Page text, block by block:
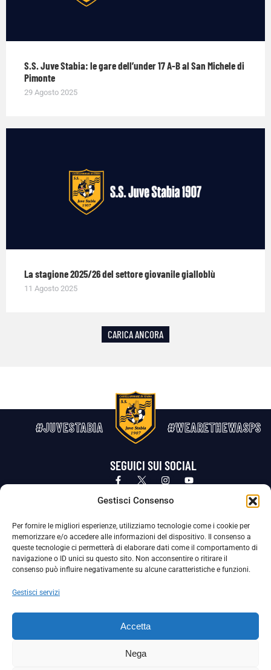
Gestisci Consenso
Per fornire le migliori esperienze, utilizziamo tecnologie come i cookie per
memorizzare e/o accedere alle informazioni del dispositivo. Il consenso a
queste tecnologie ci permetterà di elaborare dati come il comportamento di
navigazione o ID unici su questo sito. Non acconsentire o ritirare il
consenso può influire negativamente su alcune caratteristiche e funzioni.
Gestisci servizi
Accetta
Nega
S.S. Juve Stabia: le gare dell’under 17 A-B al San Michele di
Pimonte
29 Agosto 2025
La stagione 2025/26 del settore giovanile gialloblù
11 Agosto 2025
CARICA ANCORA
#JUVESTABIA #WEARETHEWASPS
SEGUICI SUI SOCIAL
Privacy Policy Cookie Policy
La Società ha nominato il Responsabile della Protezione dei Dati Personali (DPO), figura specializzata che vigila sulle modalità
adottate dalla nostra Società per tutelare i Suoi dati personali.
Per contattare il DPO può scrivere a
La Società ha inoltre adottato un proprio Codice Etico, consultabile al seguente link: